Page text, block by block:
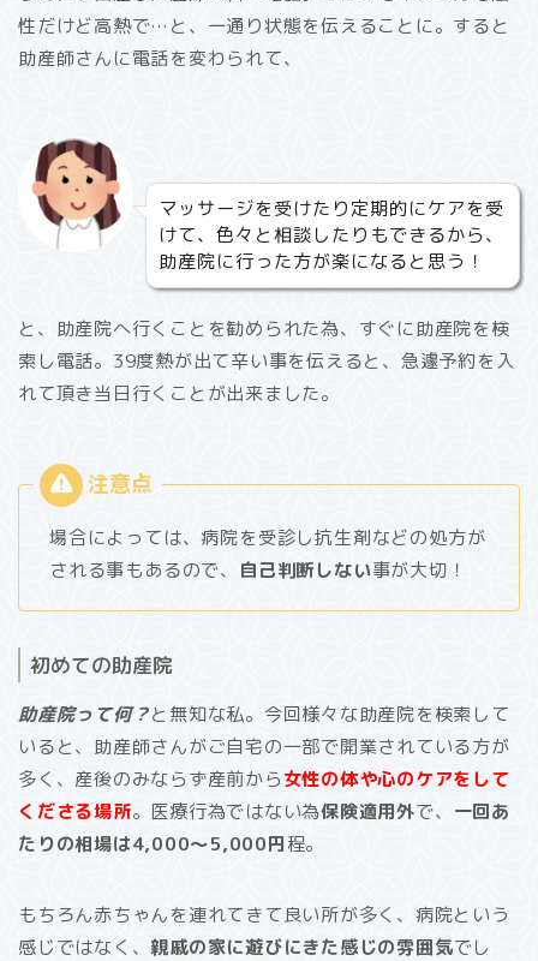
性だけど高熱で…と、一通り状態を伝えることに。すると
助産師さんに電話を変わられて、
マッサージを受けたり定期的にケアを受
けて、色々と相談したりもできるから、
助産院に行った方が楽になると思う！
と、助産院へ行くことを勧められた為、すぐに助産院を検
索し電話。39度熱が出て辛い事を伝えると、急遽予約を入
れて頂き当日行くことが出来ました。
場合によっては、病院を受診し抗生剤などの処方が
される事もあるので、 自己判断しない事が大切！
初めての助産院
助産院って何？と無知な私。今回様々な助産院を検索して
いると、助産師さんがご自宅の一部で開業されている方が
多く、産後のみならず産前から女性の体や心のケアをして
くださる場所。医療行為ではない為保険適用外で、 一回あ
たりの相場は4,000〜5,000円程。
もちろん赤ちゃんを連れてきて良い所が多く、病院という
感じではなく、親戚の家に遊びにきた感じの雰囲気でし